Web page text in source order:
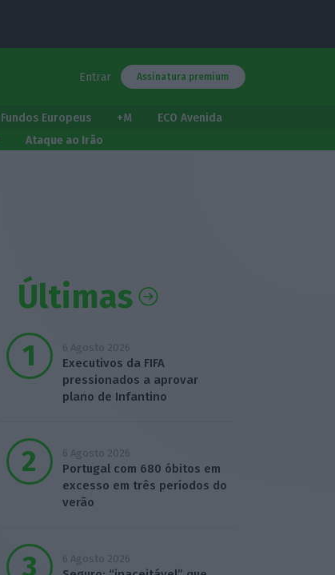
Entrar Assinatura premium
Fundos Europeus +M
ECO Avenida
Ataque ao Irão
Últimas
6 Agosto 2026
Executivos da FIFA
pressionados a aprovar
plano de Infantino
6 Agosto 2026
Portugal com 680 óbitos em
excesso em três períodos do
verão
6 Agosto 2026